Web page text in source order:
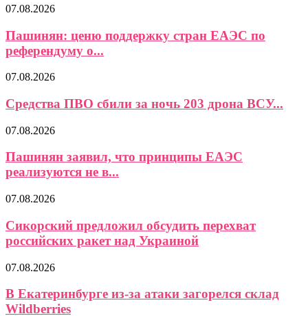
07.08.2026
Пашинян: ценю поддержку стран ЕАЭС по
референдуму о...
07.08.2026
Средства ПВО сбили за ночь 203 дрона ВСУ...
07.08.2026
Пашинян заявил, что принципы ЕАЭС
реализуются не в...
07.08.2026
Сикорский предложил обсудить перехват
российских ракет над Украиной
07.08.2026
В Екатеринбурге из-за атаки загорелся склад
Wildberries